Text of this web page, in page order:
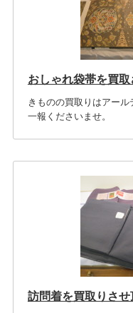
おしゃれ袋帯を買取
きものの買取りはアー
一報くださいませ。
訪問着を買取りさせ